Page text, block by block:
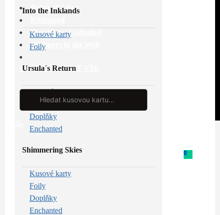
Reign of Jafar
Star Wars: Unlimited
Whispers in the Well
PROHLÉDNOUT VŠE
Search
0
Into the Inklands
Kusové karty
Foily
Ursula´s Return
Kusové karty
Foily
Doplňky
Enchanted
Shimmering Skies
Kusové karty
Foily
Doplňky
Enchanted